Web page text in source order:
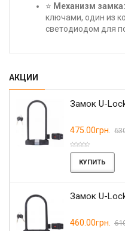
⭐ Механизм замка:
ключами, один из
светодиодом для
АКЦИИ
Замок U-
475.00грн.
КУПИТЬ
Замок U-
460.00грн.